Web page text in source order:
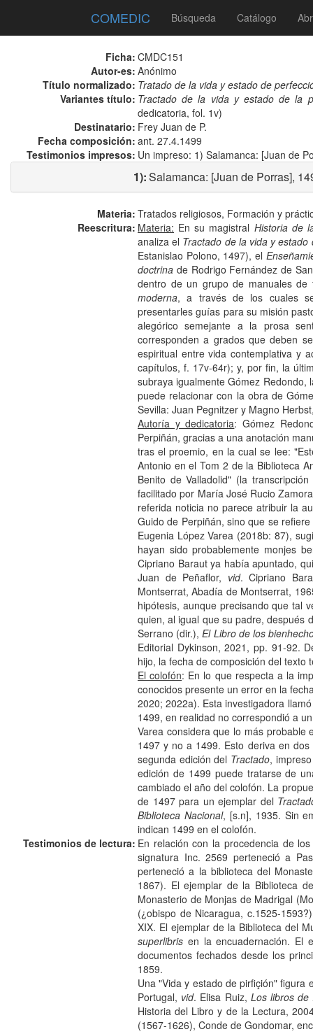
COMEDIC Búsqueda Catálogo
Ficha: CMDC151
Autor-es: Anónimo
Título normalizado: Tratado de la vida y estado de
Variantes título: Tractado de la vida y estado de la
dedicatoria, fol. 1v)
Destinatario: Frey Juan de P.
Fecha composición: ant. 27.4.1499
Testimonios impresos: Un impreso: 1) Salamanca: [Juan de
1):Salamanca: [Juan de Porras],
Materia: Tratados religiosos, Formación y
Reescritura: Materia: En su magistral Historia de
analiza el Tractado de la vida y estado
Estanislao Polono, 1497), el
doctrina de Rodrigo Fernández de
dentro de un grupo de manuales
moderna, a través de los cuales
presentarles guías para su misión
alegórico semejante a la prosa
corresponden a grados que deben
espiritual entre vida contemplativa y
capítulos, f. 17v-64r); y, por fin, la
subraya igualmente Gómez
puede relacionar con la obra de
Sevilla: Juan Pegnitzer y Magno
Autoría y dedicatoria: Gómez
Perpiñán, gracias a una anotación
tras el proemio, en la cual se lee:
Antonio en el Tom 2 de la Biblioteca
Benito de Valladolid" (la
facilitado por María José Rucio
referida noticia no parece atribuir la
Guido de Perpiñán, sino que se
Eugenia López Varea (2018b: 87),
hayan sido probablemente monjes
Cipriano Baraut ya había apuntado,
Juan de Peñaflor, vid. Cipriano
Montserrat, Abadía de Montserrat,
hipótesis, aunque precisando que tal
quien, al igual que su padre, después
Serrano (dir.),El Libro de los
Editorial Dykinson, 2021, pp. 91-92.
hijo, la fecha de composición del texto
El colofón: En lo que respecta a la
conocidos presente un error en la
2020; 2022a). Esta investigadora
1499, en realidad no correspondió a
Varea considera que lo más
1497 y no a 1499. Esto deriva en
segunda edición del Tractado,
edición de 1499 puede tratarse de
cambiado el año del colofón. La
de 1497 para un ejemplar del
Biblioteca Nacional, [s.n], 1935. Sin
indican 1499 en el colofón.
Testimonios de lectura: En relación con la procedencia de
signatura Inc. 2569 perteneció a
perteneció a la biblioteca del
1867). El ejemplar de la Biblioteca
Monasterio de Monjas de Madrigal
(¿obispo de Nicaragua, c.1525-
XIX. El ejemplar de la Biblioteca del
superlibris en la encuadernación. El
documentos fechados desde los
1859.
Una "Vida y estado de pirfiçión"
Portugal, vid. Elisa Ruiz, Los libros de
Historia del Libro y de la Lectura,
(1567-1626), Conde de Gondomar,